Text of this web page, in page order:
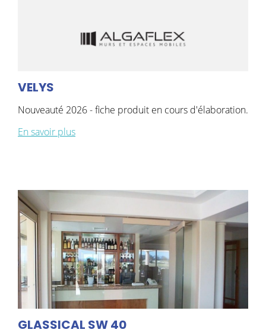
VELYS
Nouveauté 2026 - fiche produit en cours d'élaboration.
En savoir plus
GLASSICAL SW 40